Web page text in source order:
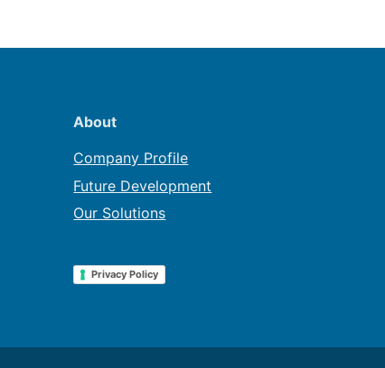
About
Company Profile
Future Development
Our Solutions
Privacy Policy